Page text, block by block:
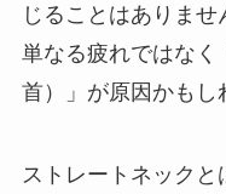
じることはありま
単なる疲れではなく
首）」が原因かもし
ストレートネック